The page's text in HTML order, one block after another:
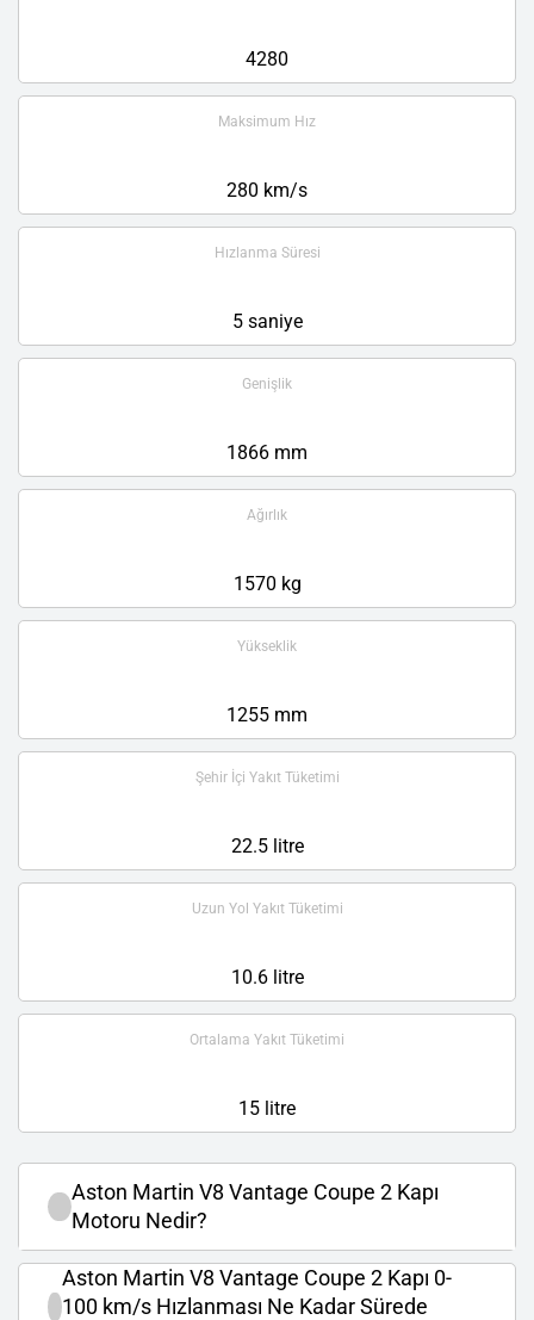
4280
Maksimum Hız
280 km/s
Hızlanma Süresi
5 saniye
Genişlik
1866 mm
Ağırlık
1570 kg
Yükseklik
1255 mm
Şehir İçi Yakıt Tüketimi
22.5 litre
Uzun Yol Yakıt Tüketimi
10.6 litre
Ortalama Yakıt Tüketimi
15 litre
Aston Martin V8 Vantage Coupe 2 Kapı
Motoru Nedir?
Aston Martin V8 Vantage Coupe 2 Kapı 0-
100 km/s Hızlanması Ne Kadar Sürede